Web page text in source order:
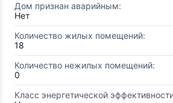
Дом признан аварийным:
Нет
Количество жилых помещений:
18
Количество нежилых помещений:
0
Класс энергетической